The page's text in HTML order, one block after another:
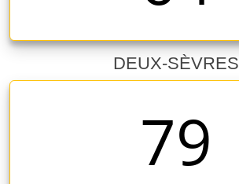
DEUX-SÈVRES
79